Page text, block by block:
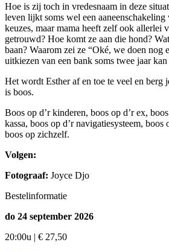
Hoe is zij toch in vredesnaam in deze
leven lijkt soms wel een aaneenschakeling
keuzes, maar mama heeft zelf ook allerlei
getrouwd? Hoe komt ze aan die hond?
baan? Waarom zei ze “Oké, we doen nog
uitkiezen van een bank soms twee jaar kan
Het wordt Esther af en toe te veel en berg
is boos.
Boos op d’r kinderen, boos op d’r ex,
kassa, boos op d’r navigatiesysteem, boos
boos op zichzelf.
Volgen:
Fotograaf: Joyce Djo
Bestelinformatie
do 24 september 2026
20:00u | € 27,50